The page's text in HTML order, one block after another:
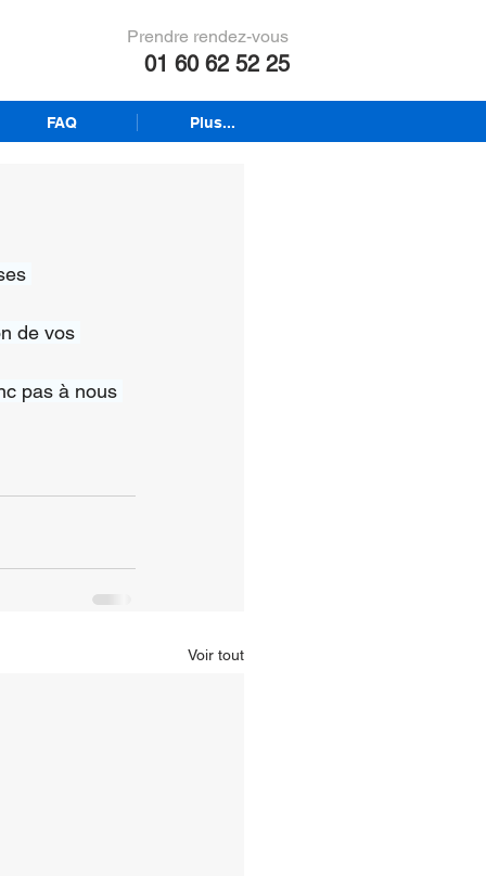
Prendre rendez-vous
01 60 62 52 25
FAQ Plus...
de vos
pas à nous
Voir tout